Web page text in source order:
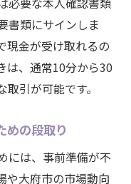
書類にサインしま
現金が受け取れるの
は、通常10分から30
引が可能です。
めの段取り
には、事前準備が不
や大府市の市場動向